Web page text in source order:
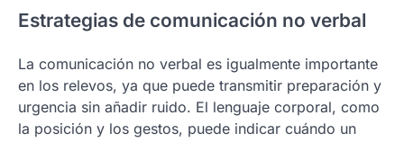
Estrategias de comunicación no verbal
La comunicación no verbal es igualmente importante
en los relevos, ya que puede transmitir preparación y
urgencia sin añadir ruido. El lenguaje corporal, como
la posición y los gestos, puede indicar cuándo un